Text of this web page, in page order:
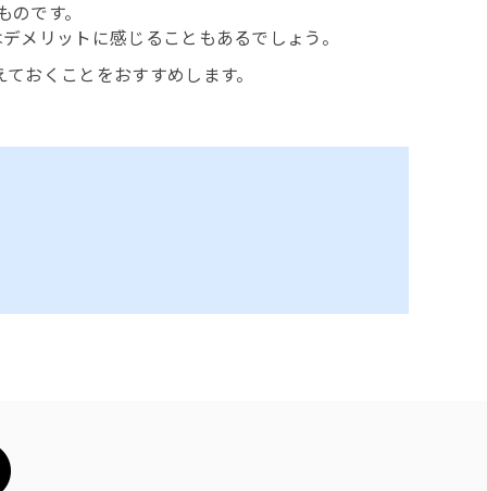
です。
メリットに感じることもあるでしょう。
おくことをおすすめします。